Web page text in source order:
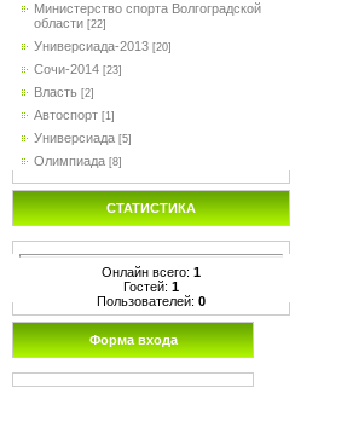
Министерство спорта Волгоградской
области [22]
Универсиада-2013 [20]
Сочи-2014 [23]
Власть [2]
Автоспорт [1]
Универсиада [5]
Олимпиада [8]
СТАТИСТИКА
Онлайн всего: 1
Гостей: 1
Пользователей: 0
Форма входа